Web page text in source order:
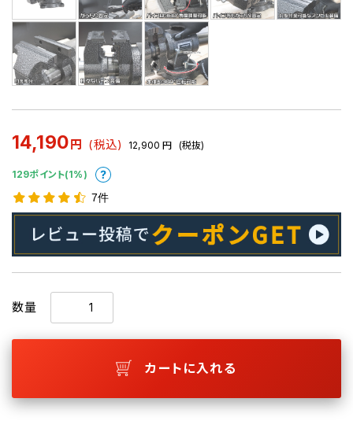
14,190 円 (税込) 12,900 円 (税抜)
129ポイント(1%)
7件
数量
カートに入れる